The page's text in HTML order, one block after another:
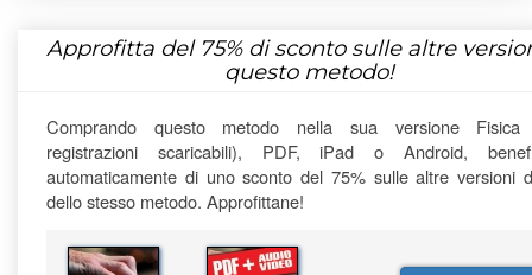
Approfitta del 75%di sconto sulle altre
questo metodo!
Comprando questo metodo nella sua versione Fisica
registrazioni scaricabili), PDF, iPad o Android,
automaticamente di uno sconto del 75% sulle altre versioni
dello stesso metodo. Approfittane!